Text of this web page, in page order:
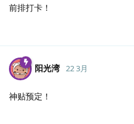
前排打卡！
阳光湾 22 3月
神贴预定！